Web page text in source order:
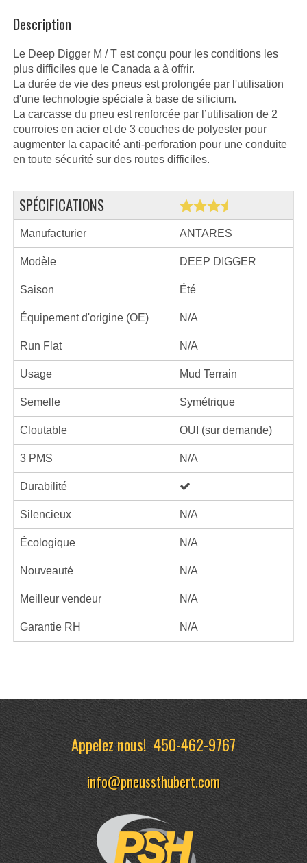
Description
Le Deep Digger M / T est conçu pour les conditions les
plus difficiles que le Canada a à offrir.
La durée de vie des pneus est prolongée par l'utilisation
d'une technologie spéciale à base de silicium.
La carcasse du pneu est renforcée par l’utilisation de 2
courroies en acier et de 3 couches de polyester pour
augmenter la capacité anti-perforation pour une conduite
en toute sécurité sur des routes difficiles.
SPÉCIFICATIONS
Manufacturier ANTARES
Modèle DEEP DIGGER
Saison Été
Équipement d'origine (OE) N/A
Run Flat N/A
Usage Mud Terrain
Semelle Symétrique
Cloutable OUI (sur demande)
3 PMS N/A
Durabilité
Silencieux N/A
Écologique N/A
Nouveauté N/A
Meilleur vendeur N/A
Garantie RH N/A
Appelez nous!450-462-9767
info@pneussthubert.com